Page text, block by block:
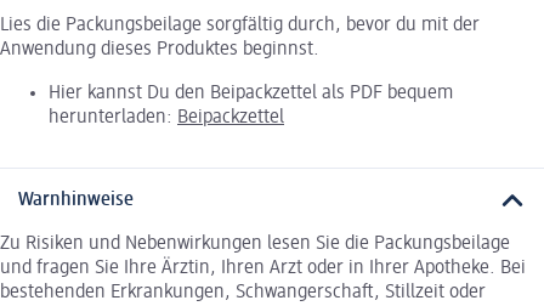
Lies die Packungsbeilage sorgfältig durch, bevor du mit der
Anwendung dieses Produktes beginnst.
Hier kannst Du den Beipackzettel als PDF bequem
herunterladen: Beipackzettel
Warnhinweise
Zu Risiken und Nebenwirkungen lesen Sie die Packungsbeilage
und fragen Sie Ihre Ärztin, Ihren Arzt oder in Ihrer Apotheke. Bei
bestehenden Erkrankungen, Schwangerschaft, Stillzeit oder